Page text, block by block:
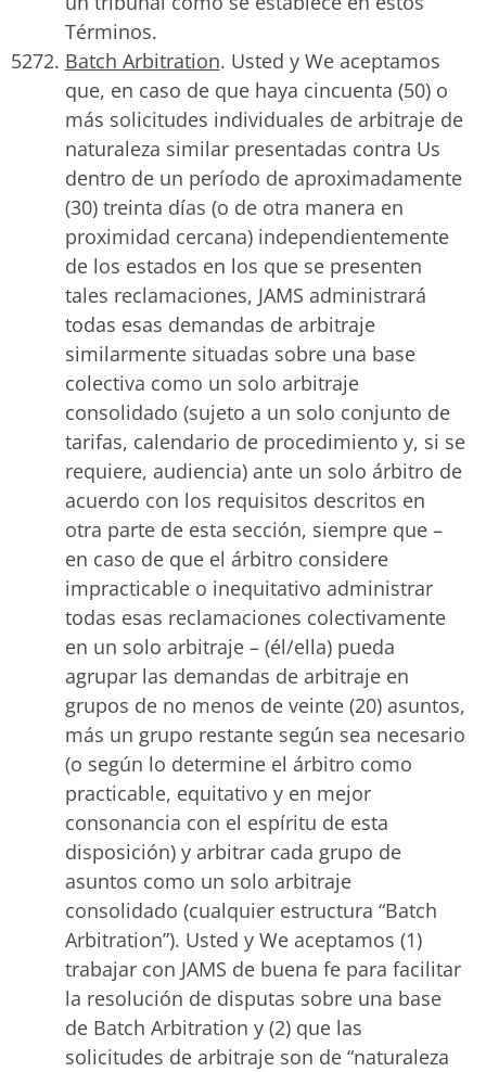
Términos.
Batch Arbitration. Usted y We aceptamos
que, en caso de que haya cincuenta (50) o
más solicitudes individuales de arbitraje de
naturaleza similar presentadas contra Us
dentro de un período de aproximadamente
(30) treinta días (o de otra manera en
proximidad cercana) independientemente
de los estados en los que se presenten
tales reclamaciones, JAMS administrará
todas esas demandas de arbitraje
similarmente situadas sobre una base
colectiva como un solo arbitraje
consolidado (sujeto a un solo conjunto de
tarifas, calendario de procedimiento y, si se
requiere, audiencia) ante un solo árbitro de
acuerdo con los requisitos descritos en
otra parte de esta sección, siempre que –
en caso de que el árbitro considere
impracticable o inequitativo administrar
todas esas reclamaciones colectivamente
en un solo arbitraje – (él/ella) pueda
agrupar las demandas de arbitraje en
grupos de no menos de veinte (20) asuntos,
más un grupo restante según sea necesario
(o según lo determine el árbitro como
practicable, equitativo y en mejor
consonancia con el espíritu de esta
disposición) y arbitrar cada grupo de
asuntos como un solo arbitraje
consolidado (cualquier estructura “Batch
Arbitration”). Usted y We aceptamos (1)
trabajar con JAMS de buena fe para facilitar
la resolución de disputas sobre una base
de Batch Arbitration y (2) que las
solicitudes de arbitraje son de “naturaleza